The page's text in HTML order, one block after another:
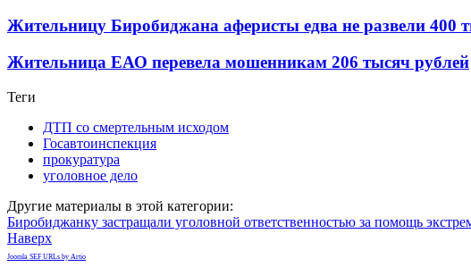
Жительницу Биробиджана аферисты едва не развели 400
Жительница ЕАО перевела мошенникам 206 тысяч рублей
Теги
ДТП со смертельным исходом
Госавтоинспекция
прокуратура
уголовное дело
Другие материалы в этой категории:
Биробиджанку застращали уголовной ответственностью за помощь
Наверх
Joomla SEF URLs by Artio